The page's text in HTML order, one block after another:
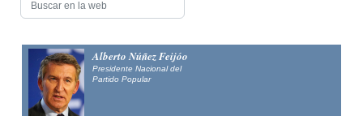
Alberto Núñez Feijóo
Presidente Nacional del
Partido Popular